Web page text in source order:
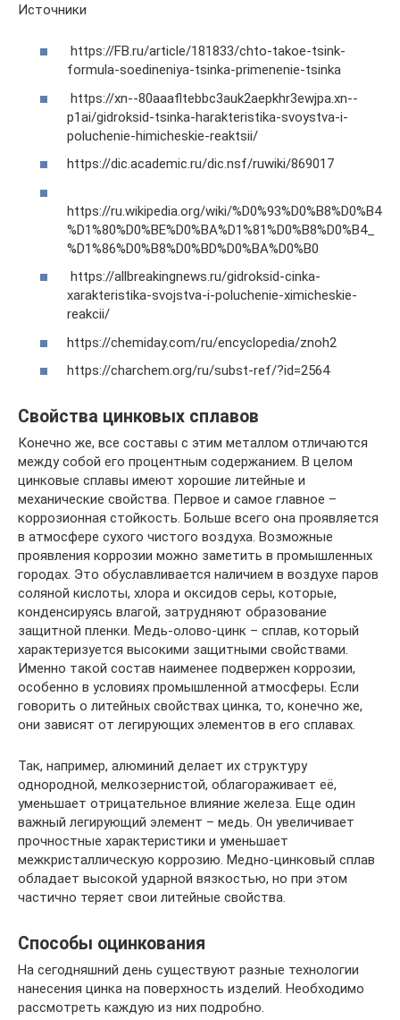
Источники
https://FB.ru/article/181833/chto-takoe-tsink-
formula-soedineniya-tsinka-primenenie-tsinka
https://xn--80aaafltebbc3auk2aepkhr3ewjpa.xn--
p1ai/gidroksid-tsinka-harakteristika-svoystva-i-
poluchenie-himicheskie-reaktsii/
https://dic.academic.ru/dic.nsf/ruwiki/869017
https://ru.wikipedia.org/wiki/%D0%93%D0%B8%D0%B4
%D1%80%D0%BE%D0%BA%D1%81%D0%B8%D0%B4_
%D1%86%D0%B8%D0%BD%D0%BA%D0%B0
https://allbreakingnews.ru/gidroksid-cinka-
xarakteristika-svojstva-i-poluchenie-ximicheskie-
reakcii/
https://chemiday.com/ru/encyclopedia/znoh2
https://charchem.org/ru/subst-ref/?id=2564
Свойства цинковых сплавов
Конечно же, все составы с этим металлом отличаются
между собой его процентным содержанием. В целом
цинковые сплавы имеют хорошие литейные и
механические свойства. Первое и самое главное –
коррозионная стойкость. Больше всего она проявляется
в атмосфере сухого чистого воздуха. Возможные
проявления коррозии можно заметить в промышленных
городах. Это обуславливается наличием в воздухе паров
соляной кислоты, хлора и оксидов серы, которые,
конденсируясь влагой, затрудняют образование
защитной пленки. Медь-олово-цинк – сплав, который
характеризуется высокими защитными свойствами.
Именно такой состав наименее подвержен коррозии,
особенно в условиях промышленной атмосферы. Если
говорить о литейных свойствах цинка, то, конечно же,
они зависят от легирующих элементов в его сплавах.
Так, например, алюминий делает их структуру
однородной, мелкозернистой, облагораживает её,
уменьшает отрицательное влияние железа. Еще один
важный легирующий элемент – медь. Он увеличивает
прочностные характеристики и уменьшает
межкристаллическую коррозию. Медно-цинковый сплав
обладает высокой ударной вязкостью, но при этом
частично теряет свои литейные свойства.
Способы оцинкования
На сегодняшний день существуют разные технологии
нанесения цинка на поверхность изделий. Необходимо
рассмотреть каждую из них подробно.